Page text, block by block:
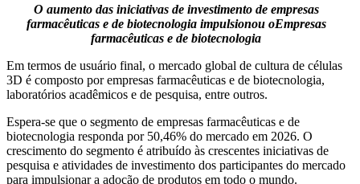
O aumento das iniciativas de investimento de empresas
farmacêuticas e de biotecnologia impulsionou oEmpresas
farmacêuticas e de biotecnologia
Em termos de usuário final, o mercado global de cultura de células
3D é composto por empresas farmacêuticas e de biotecnologia,
laboratórios acadêmicos e de pesquisa, entre outros.
Espera-se que o segmento de empresas farmacêuticas e de
biotecnologia responda por 50,46% do mercado em 2026. O
crescimento do segmento é atribuído às crescentes iniciativas de
pesquisa e atividades de investimento dos participantes do mercado
para impulsionar a adoção de produtos em todo o mundo.